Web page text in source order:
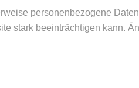
personenbezogene
stark beeinträchtigen kann.